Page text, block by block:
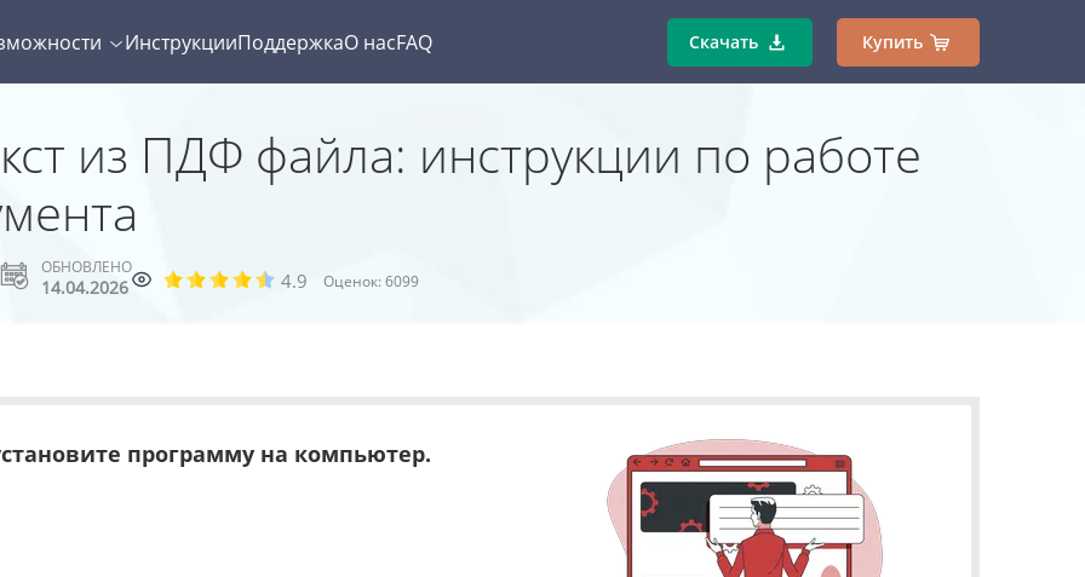
ИнструкцииПоддержкаО насFAQ Скачать Купить
из ПДФ файла: инструкции по работе
ОБНОВЛЕНО
14.04.2026 4.9 Оценок: 6099
программу на компьютер.